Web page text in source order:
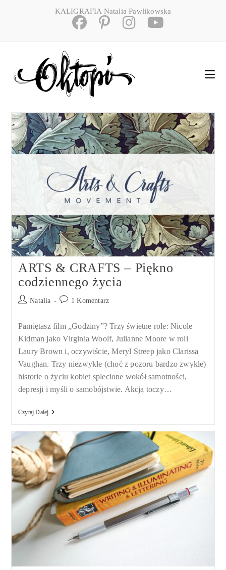
KALIGRAFIA Natalia Pawlikowska
ARTS & CRAFTS – Piękno
codziennego życia
PostNatalia
Post 1 Komentarz
Pamiętasz film „Godziny”? Trzy świetne role: Nicole
Kidman jako Virginia Woolf, Julianne Moore w roli
Laury Brown i, oczywiście, Meryl Streep jako Clarissa
Vaughan. Trzy niezwykłe (choć z pozoru bardzo zwykłe)
historie o życiu kobiet splecione wokół samotności,
depresji i myśli o samobójstwie. Akcja toczy…
Czytaj DalejARTS
–
Piękno
Codziennego
Życia